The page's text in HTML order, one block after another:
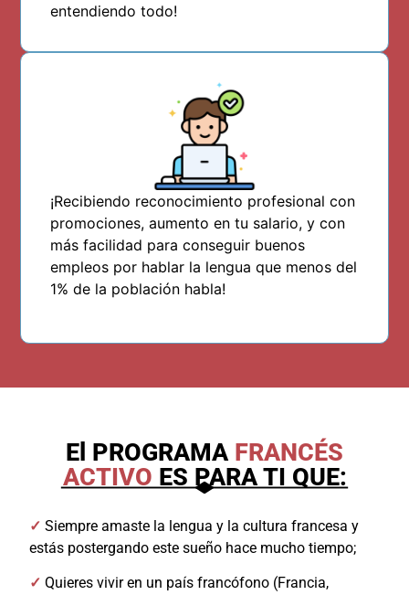
entendiendo todo!
¡Recibiendo reconocimiento profesional con
promociones, aumento en tu salario, y con
más facilidad para conseguir buenos
empleos por hablar la lengua que menos del
1% de la población habla!
El PROGRAMA FRANCÉS
ACTIVO ES PARA TI QUE:
✓ Siempre amaste la lengua y la cultura francesa y
estás postergando este sueño hace mucho tiempo;
✓ Quieres vivir en un país francófono (Francia,